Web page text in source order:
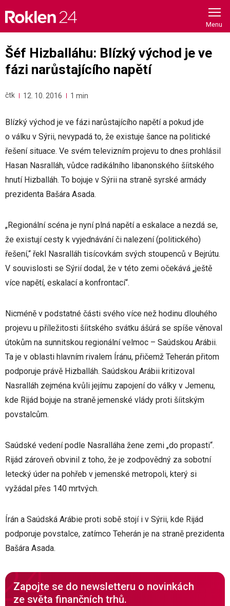
content
Šéf Hizballáhu: Blízký východ je ve
fázi narůstajícího napětí
čtk 12. 10. 2016 1 min
Blízký východ je ve fázi narůstajícího napětí a pokud jde
o válku v Sýrii, nevypadá to, že existuje šance na politické
řešení situace. Ve svém televizním projevu to dnes prohlásil
Hasan Nasralláh, vůdce radikálního libanonského šíitského
hnutí Hizballáh. To bojuje v Sýrii na straně syrské armády
prezidenta Bašára Asada.
„Regionální scéna je nyní plná napětí a eskalace a nezdá se,
že existují cesty k vyjednávání či nalezení (politického)
řešení,“ řekl Nasralláh tisícovkám svých stoupenců v Bejrútu.
V souvislosti se Sýrií dodal, že v této zemi očekává „ještě
více napětí, eskalací a konfrontací“.
Nicméně v podstatné části svého více než hodinu dlouhého
projevu u příležitosti šíitského svátku ášúrá se spíše věnoval
útokům na sunnitskou regionální velmoc – Saúdskou Arábii.
Ta je v oblasti hlavním rivalem Íránu, přičemž Teherán přitom
podporuje právě Hizballáh. Saúdskou Arábii kritizoval
Nasralláh zejména kvůli jejímu zapojení do války v Jemenu,
kde Rijád bojuje na straně jemenské vlády proti šíitským
povstalcům.
Saúdské vedení podle Nasralláha žene zemi „do propasti“.
Rijád zároveň obvinil z toho, že je zodpovědný za sobotní
letecký úder na pohřeb v jemenské metropoli, který si
vyžádal přes 140 mrtvých.
Írán a Saúdská Arábie proti sobě stojí i v Sýrii, kde Rijád
podporuje povstalce, zatímco Teherán je na straně prezidenta
Bašára Asada.
Zapojte se do newsletteru o novinkách
ze světa finančních trhů.